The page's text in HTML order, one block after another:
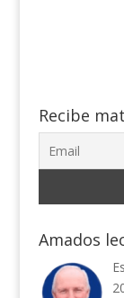
Recibe
Amados